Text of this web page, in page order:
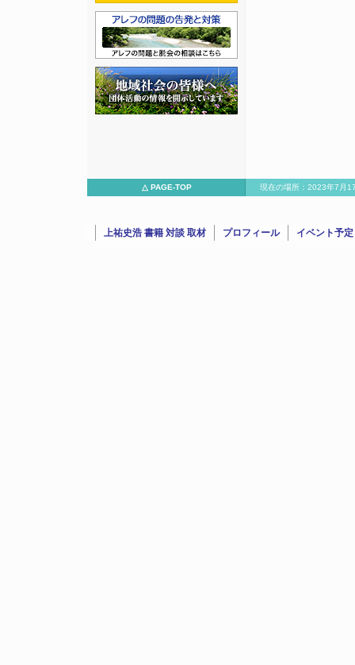
△ PAGE-TOP
現在の場所：2023年7月
上祐史浩 書籍 対談 取材 プロフィール イベント予定